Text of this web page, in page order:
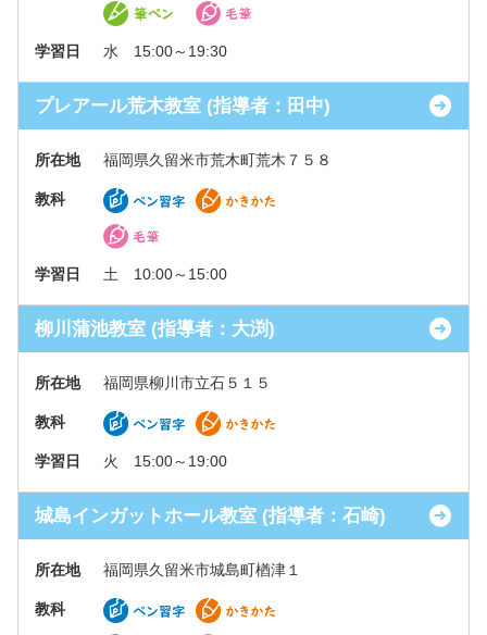
学習日 水 15:00～19:30
プレアール荒木教室 (指導者：田中)
所在地 福岡県久留米市荒木町荒木７５８
教科
学習日 土 10:00～15:00
柳川蒲池教室 (指導者：大渕)
所在地 福岡県柳川市立石５１５
教科
学習日 火 15:00～19:00
城島インガットホール教室 (指導者：石崎)
所在地 福岡県久留米市城島町楢津１
教科